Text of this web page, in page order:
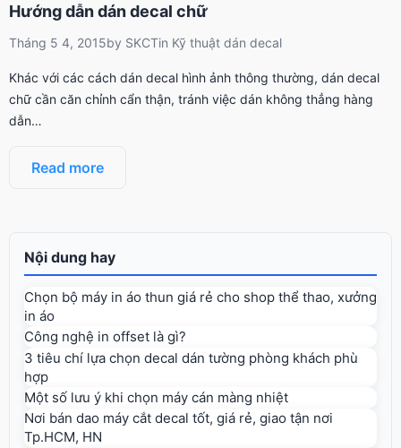
Hướng dẫn dán decal chữ
Tháng 5 4, 2015by SKCTin Kỹ thuật dán decal
Khác với các cách dán decal hình ảnh thông thường, dán decal
chữ cần căn chỉnh cẩn thận, tránh việc dán không thẳng hàng
dẫn…
Read more
Nội dung hay
Chọn bộ máy in áo thun giá rẻ cho shop thể thao, xưởng
in áo
Công nghệ in offset là gì?
3 tiêu chí lựa chọn decal dán tường phòng khách phù
hợp
Một số lưu ý khi chọn máy cán màng nhiệt
Nơi bán dao máy cắt decal tốt, giá rẻ, giao tận nơi
Tp.HCM, HN